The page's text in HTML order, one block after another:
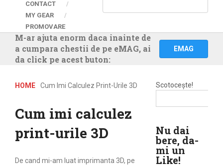
CONTACT
MY GEAR
PROMOVARE
M-ar ajuta enorm daca inainte de
a cumpara chestii de pe eMAG, ai
da click pe acest buton:
EMAG
HOME Cum Imi Calculez Print-Urile 3D
Cum imi calculez
print-urile 3D
De cand mi-am luat imprimanta 3D, pe
Scotocește!
Nu dai
bere, da-
mi un
Like!